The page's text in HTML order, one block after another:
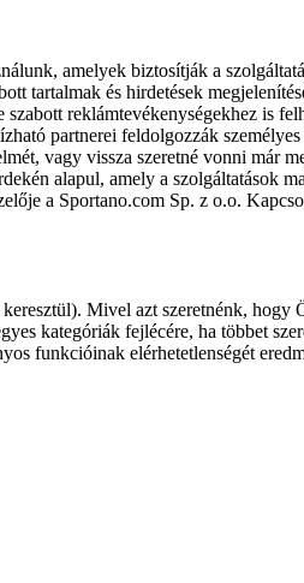
amelyek biztosítják a
tartalmak és hirdetések
reklámtevékenységekhez is
partnerei feldolgozzák személyes
vagy vissza szeretné vonni már
alapul, amely a szolgáltatások
a Sportano.com Sp. z o.o.
Mivel azt szeretnénk, hogy
kategóriák fejlécére, ha többet
funkcióinak elérhetetlenségét